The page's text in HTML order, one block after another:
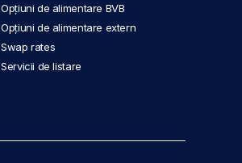
Opțiuni de alimentare BVB
Opțiuni de alimentare extern
Swap rates
Servicii de listare